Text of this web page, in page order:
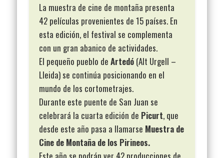
La muestra de cine de montaña presenta
42 películas provenientes de 15 países. En
esta edición, el festival se complementa
con un gran abanico de actividades.
El pequeño pueblo de Artedó (Alt Urgell –
Lleida) se continúa posicionando en el
mundo de los cortometrajes.
Durante este puente de San Juan se
celebrará la cuarta edición de Picurt, que
desde este año pasa a llamarse Muestra de
Cine de Montaña de los Pirineos.